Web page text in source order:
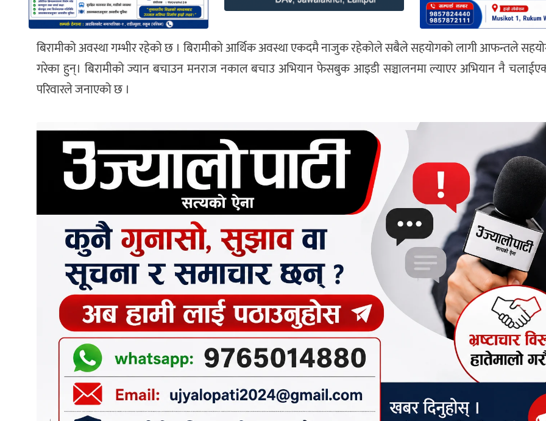
बिरामीको अवस्था गम्भीर रहेको छ । बिरामीको आर्थिक अवस्था एकदमै नाजुक रहेकोले सबैले सहयोगको लागी‌ आफन्तले
गरेका हुन्। बिरामीको ज्यान बचाउन मनराज नकाल‌ बचाउ‌ अभियान फेसबुक आइडी सञ्चालनमा ल्याएर अभियान नै
परिवारले जनाएको छ ।